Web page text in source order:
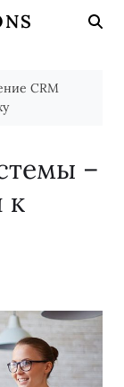
CRM
–
к